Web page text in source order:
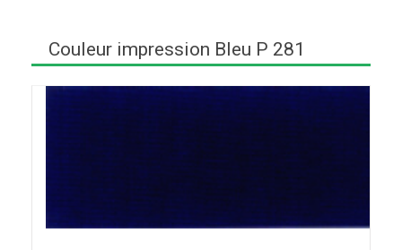
Couleur impression Bleu P 281